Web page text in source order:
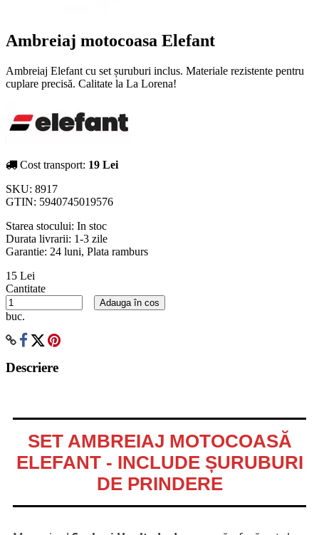
Ambreiaj motocoasa Elefant
Ambreiaj Elefant cu set șuruburi inclus. Materiale rezistente pentru
cuplare precisă. Calitate la La Lorena!
Cost transport: 19 Lei
SKU: 8917
GTIN: 5940745019576
Starea stocului: In stoc
Durata livrarii: 1-3 zile
Garantie: 24 luni, Plata ramburs
15 Lei
Cantitate
buc.
Adauga în cos
Descriere
SET AMBREIAJ MOTOCOASĂ
ELEFANT - INCLUDE ȘURUBURI
DE PRINDERE